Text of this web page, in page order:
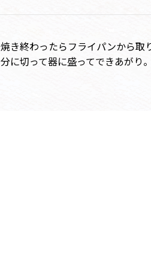
焼き終わったらフライパンから取
分に切って器に盛ってできあがり。